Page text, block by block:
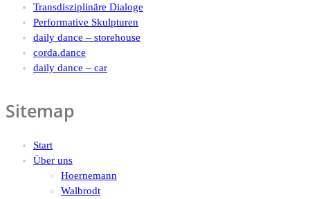
Transdisziplinäre Dialoge
Performative Skulpturen
daily dance – storehouse
corda.dance
daily dance – car
Sitemap
Start
Über uns
Hoernemann
Walbrodt